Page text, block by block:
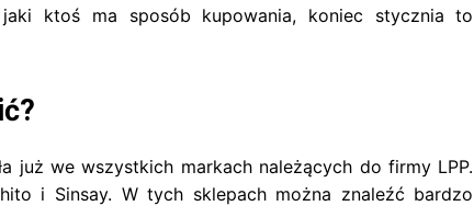
ktoś ma sposób kupowania, koniec stycznia to
już we wszystkich markach należących do firmy LPP.
i Sinsay. W tych sklepach można znaleźć bardzo